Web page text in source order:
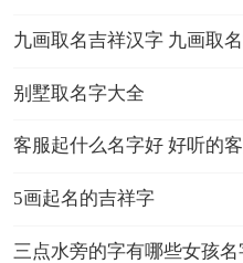
了、你妻负我、来治猩
个小智张。
9、易如反张、开心
心饼干、张鱼小丸子、
九画取名吉祥汉字 九画取
别墅取名字大全
客服起什么名字好 好听的
5画起名的吉祥字
三点水旁的字有哪些女孩名